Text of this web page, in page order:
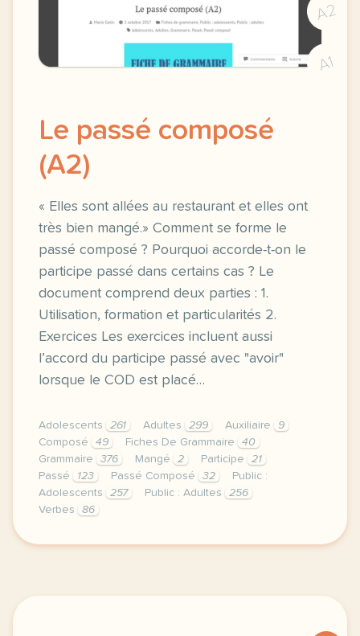
A2
A1
Le passé composé
(A2)
« Elles sont allées au restaurant et elles ont
très bien mangé.» Comment se forme le
passé composé ? Pourquoi accorde-t-on le
participe passé dans certains cas ? Le
document comprend deux parties : 1.
Utilisation, formation et particularités 2.
Exercices Les exercices incluent aussi
l’accord du participe passé avec "avoir"
lorsque le COD est placé…
Adolescents 261 Adultes 299 Auxiliaire
9
Composé
49 Fiches De Grammaire
40
Grammaire
376 Mangé 2 Participe
21
Passé
123 Passé Composé 32
Public :
Adolescents
257 Public : Adultes
256
Verbes
86
elles sont allees au restaurant et elles ont tres